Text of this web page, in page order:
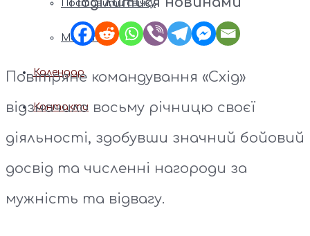
Поставити свічку
Молитви
Календар
Контакти
Повітряне командування «Схід»
відзначило восьму річницю своєї
діяльності, здобувши значний бойовий
досвід та численні нагороди за
мужність та відвагу.